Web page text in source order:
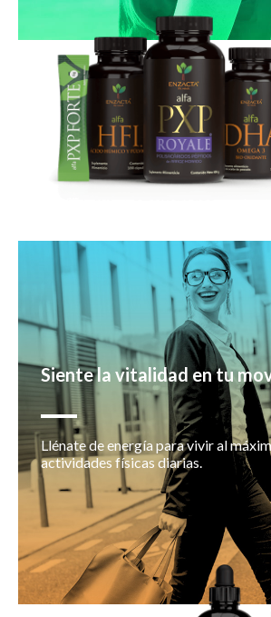
Siente la vitalidad en tu
Llénate de energía para vivir al
actividades físicas diarias.